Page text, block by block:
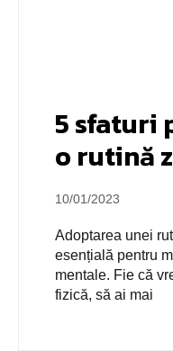
5 sfaturi
o rutină
10/01/2023
Adoptarea unei
esențială pentru
mentale. Fie că
fizică, să ai mai